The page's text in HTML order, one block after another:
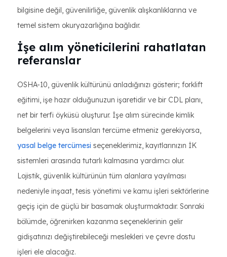
bilgisine değil, güvenilirliğe, güvenlik alışkanlıklarına ve
temel sistem okuryazarlığına bağlıdır.
İşe alım yöneticilerini rahatlatan
referanslar
OSHA-10, güvenlik kültürünü anladığınızı gösterir; forklift
eğitimi, işe hazır olduğunuzun işaretidir ve bir CDL planı,
net bir terfi öyküsü oluşturur. İşe alım sürecinde kimlik
belgelerini veya lisansları tercüme etmeniz gerekiyorsa,
yasal belge tercümesi seçeneklerimiz, kayıtlarınızın İK
sistemleri arasında tutarlı kalmasına yardımcı olur.
Lojistik, güvenlik kültürünün tüm alanlara yayılması
nedeniyle inşaat, tesis yönetimi ve kamu işleri sektörlerine
geçiş için de güçlü bir basamak oluşturmaktadır. Sonraki
bölümde, öğrenirken kazanma seçeneklerinin gelir
gidişatınızı değiştirebileceği meslekleri ve çevre dostu
işleri ele alacağız.